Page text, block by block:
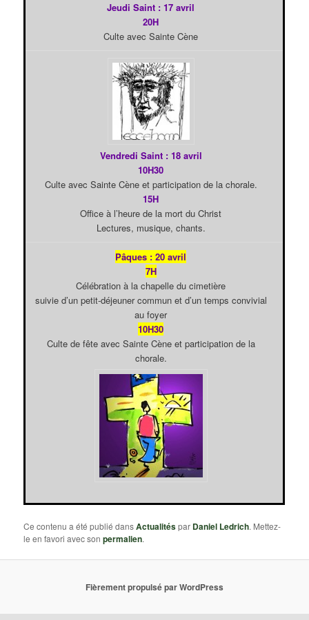
Jeudi Saint : 17 avril
20H
Culte avec Sainte Cène
Vendredi Saint : 18 avril
10H30
Culte avec Sainte Cène et participation de la chorale.
15H
Office à l’heure de la mort du Christ
Lectures, musique, chants.
Pâques : 20 avril
7H
Célébration à la chapelle du cimetière
suivie d’un petit-déjeuner commun et d’un temps convivial
au foyer
10H30
Culte de fête avec Sainte Cène et participation de la
chorale.
Ce contenu a été publié dansActualitéspar Daniel Ledrich. Mettez-
le en favori avec sonpermalien.
Fièrement propulsé par WordPress